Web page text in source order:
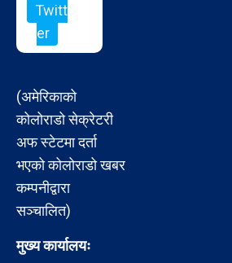
Twitt
er
(अमेरिकाको
कोलोराडो सेक्रेटरी
अफ स्टेटमा दर्ता
भएको कोलोराडो खबर
कम्पनीद्वारा
सञ्चालित)
मुख्य कार्यालयः